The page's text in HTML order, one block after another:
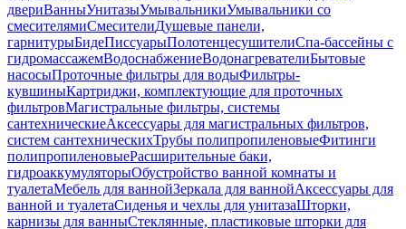
двериВанныУнитазыУмывальникиУмывальники со
смесителямиСмесителиДушевые панели,
гарнитурыБидеПиссуарыПолотенцесушителиСпа-бассейны с
гидромассажемВодоснабжениеВодонагревателиБытовые
насосыПроточные фильтры для водыФильтры-
кувшиныКартриджи, комплектующие для проточных
фильтровМагистральные фильтры, системы
сантехническиеАксессуары для магистральных фильтров,
систем сантехническихТрубы полипропиленовыеФитинги
полипропиленовыеРасширительные баки,
гидроаккумуляторыОбустройство ванной комнаты и
туалетаМебель для ваннойЗеркала для ваннойАксессуары для
ванной и туалетаСиденья и чехлы для унитазаШторки,
карнизы для ванныСтеклянные, пластиковые шторки для